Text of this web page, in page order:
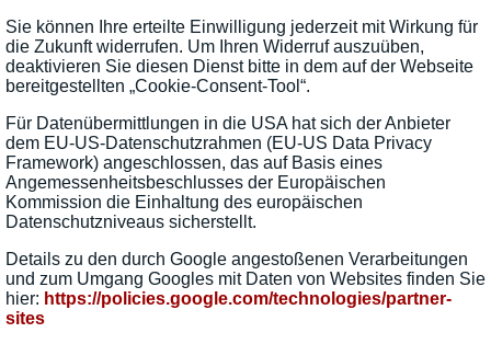
Sie können Ihre erteilte Einwilligung jederzeit mit Wirkung für
die Zukunft widerrufen. Um Ihren Widerruf auszuüben,
deaktivieren Sie diesen Dienst bitte in dem auf der Webseite
bereitgestellten „Cookie-Consent-Tool“.
Für Datenübermittlungen in die USA hat sich der Anbieter
dem EU-US-Datenschutzrahmen (EU-US Data Privacy
Framework) angeschlossen, das auf Basis eines
Angemessenheitsbeschlusses der Europäischen
Kommission die Einhaltung des europäischen
Datenschutzniveaus sicherstellt.
Details zu den durch Google angestoßenen Verarbeitungen
und zum Umgang Googles mit Daten von Websites finden Sie
hier: https://policies.google.com/technologies/partner-
sites